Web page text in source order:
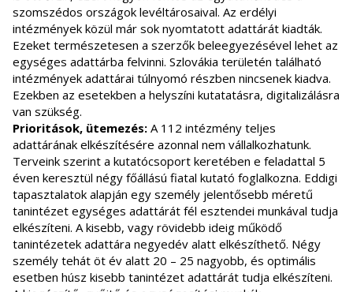
szomszédos országok levéltárosaival. Az erdélyi
intézmények közül már sok nyomtatott adattárát kiadták.
Ezeket természetesen a szerzők beleegyezésével lehet az
egységes adattárba felvinni. Szlovákia területén található
intézmények adattárai túlnyomó részben nincsenek kiadva.
Ezekben az esetekben a helyszíni kutatatásra, digitalizálásra
van szükség.
Prioritások, ütemezés: A 112 intézmény teljes
adattárának elkészítésére azonnal nem vállalkozhatunk.
Terveink szerint a kutatócsoport keretében e feladattal 5
éven keresztül négy főállású fiatal kutató foglalkozna. Eddigi
tapasztalatok alapján egy személy jelentősebb méretű
tanintézet egységes adattárát fél esztendei munkával tudja
elkészíteni. A kisebb, vagy rövidebb ideig működő
tanintézetek adattára negyedév alatt elkészíthető. Négy
személy tehát öt év alatt 20 – 25 nagyobb, és optimális
esetben húsz kisebb tanintézet adattárát tudja elkészíteni.